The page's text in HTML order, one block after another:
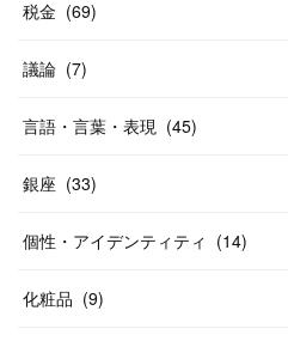
税金 (69)
議論 (7)
言語・言葉・表現 (45)
銀座 (33)
個性・アイデンティティ (14)
化粧品 (9)